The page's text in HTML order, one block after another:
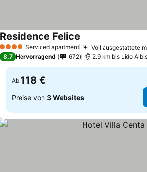
4 Sterne Serviced apartment Voll ausgestattete
Residence Felice
8,7 Hervorragend 672 2.9 km bis Lido
Ab 118 €
Preise von 3 Websites